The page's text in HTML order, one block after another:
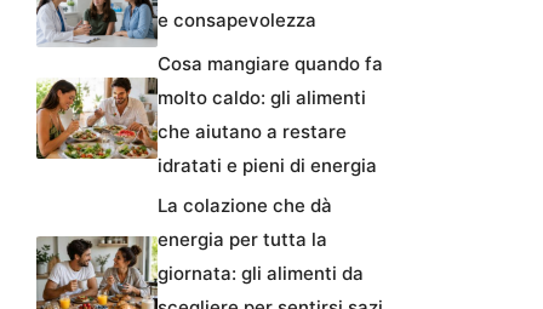
e consapevolezza
Cosa mangiare quando fa
molto caldo: gli alimenti
che aiutano a restare
idratati e pieni di energia
La colazione che dà
energia per tutta la
giornata: gli alimenti da